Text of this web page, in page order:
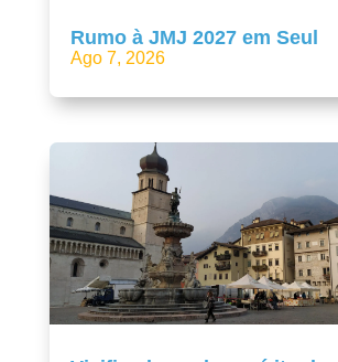
Rumo à JMJ 2027 em Seul
Ago 7, 2026